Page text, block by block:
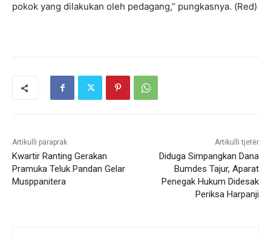
pokok yang dilakukan oleh pedagang,” pungkasnya. (Red)
Artikulli paraprak
Kwartir Ranting Gerakan
Pramuka Teluk Pandan Gelar
Musppanitera
Artikulli tjetër
Diduga Simpangkan Dana
Bumdes Tajur, Aparat
Penegak Hukum Didesak
Periksa Harpanji